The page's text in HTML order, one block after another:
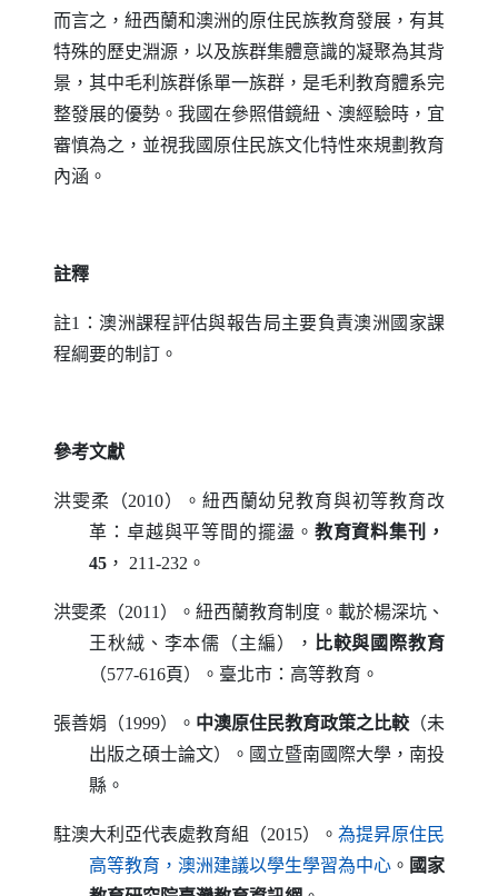
而言之，紐西蘭和澳洲的原住民族教育發展，有其
特殊的歷史淵源，以及族群集體意識的凝聚為其背
景，其中毛利族群係單一族群，是毛利教育體系完
整發展的優勢。我國在參照借鏡紐、澳經驗時，宜
審慎為之，並視我國原住民族文化特性來規劃教育
內涵。
註釋
註1： 澳洲課程評估與報告局主要負責澳洲國家課
程綱要的制訂。
參考文獻
洪雯柔（2010）。紐西蘭幼兒教育與初等教育改
革：卓越與平等間的擺盪。 教育資料集刊，
45 ， 211-232。
洪雯柔（2011）。紐西蘭教育制度。載於楊深坑、
王秋絨、李本儒（主編），
比較與國際教育
（577-616頁）。臺北市：高等教育。
張善娟（1999）。 中澳原住民教育政策之比較 （未
出版之碩士論文）。國立暨南國際大學，南投
縣。
駐澳大利亞代表處教育組（2015）。 為提昇原住民
高等教育，澳洲建議以學生學習為中心（另開新視窗）
。 國家